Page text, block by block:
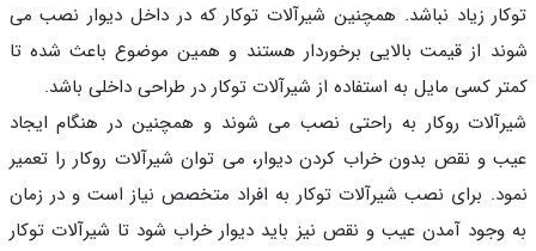
زیاد نباشد. همچنین شیرآلات توکار که در داخل دیوار نصب می
از قیمت بالایی برخوردار هستند و همین موضوع باعث شده تا
کسی مایل به استفاده از شیرآلات توکار در طراحی داخلی باشد.
روکار به راحتی نصب می شوند و همچنین در هنگام ایجاد
و نقص بدون خراب کردن دیوار، می توان شیرآلات روکار را تعمیر
برای نصب شیرآلات توکار به افراد متخصص نیاز است و در زمان
آمدن عیب و نقص نیز باید دیوار خراب شود تا شیرآلات توکار